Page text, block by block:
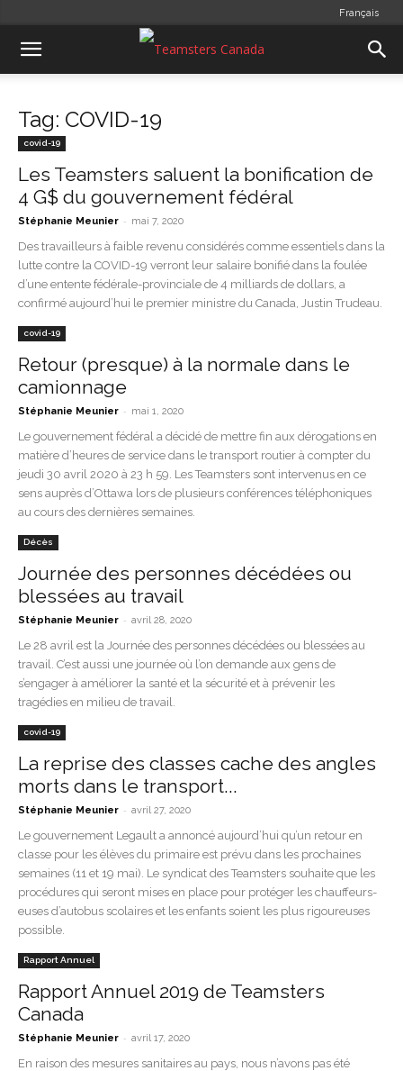
Français
Tag: COVID-19
covid-19
Les Teamsters saluent la bonification de
4 G$ du gouvernement fédéral
Stéphanie Meunier - mai 7, 2020
Des travailleurs à faible revenu considérés comme essentiels dans la
lutte contre la COVID-19 verront leur salaire bonifié dans la foulée
d’une entente fédérale-provinciale de 4 milliards de dollars, a
confirmé aujourd’hui le premier ministre du Canada, Justin Trudeau.
covid-19
Retour (presque) à la normale dans le
camionnage
Stéphanie Meunier - mai 1, 2020
Le gouvernement fédéral a décidé de mettre fin aux dérogations en
matière d’heures de service dans le transport routier à compter du
jeudi 30 avril 2020 à 23 h 59. Les Teamsters sont intervenus en ce
sens auprès d’Ottawa lors de plusieurs conférences téléphoniques
au cours des dernières semaines.
Décès
Journée des personnes décédées ou
blessées au travail
Stéphanie Meunier - avril 28, 2020
Le 28 avril est la Journée des personnes décédées ou blessées au
travail. C’est aussi une journée où l’on demande aux gens de
s’engager à améliorer la santé et la sécurité et à prévenir les
tragédies en milieu de travail.
covid-19
La reprise des classes cache des angles
morts dans le transport...
Stéphanie Meunier - avril 27, 2020
Le gouvernement Legault a annoncé aujourd’hui qu’un retour en
classe pour les élèves du primaire est prévu dans les prochaines
semaines (11 et 19 mai). Le syndicat des Teamsters souhaite que les
procédures qui seront mises en place pour protéger les chauffeurs-
euses d’autobus scolaires et les enfants soient les plus rigoureuses
possible.
Rapport Annuel
Rapport Annuel 2019 de Teamsters
Canada
Stéphanie Meunier - avril 17, 2020
En raison des mesures sanitaires au pays, nous n’avons pas été